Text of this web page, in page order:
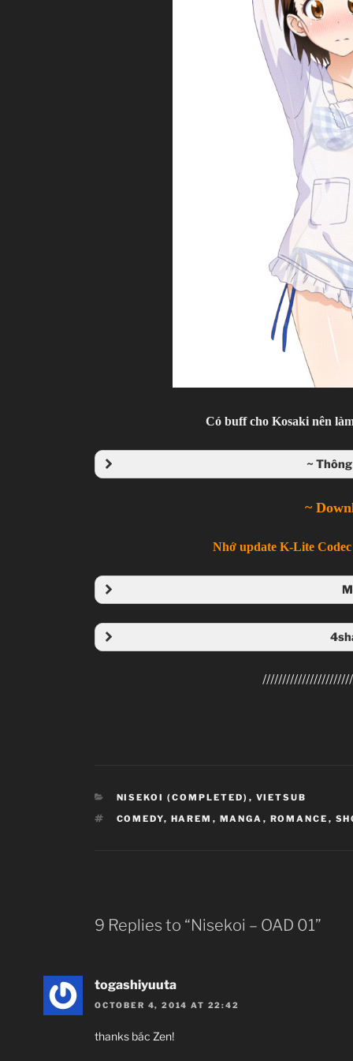
Có buff cho Kosaki nên
~
~
Nhớ update K-Lite
CATEGORIES
NISEKOI (COMPLETED) , VIETSUB
TAGS
COMEDY, HAREM , MANGA , ROMANCE ,
9 Replies to “Nisekoi – OAD 01”
togashiyuuta
OCTOBER 4, 2014 AT 22:42
thanks bác Zen!